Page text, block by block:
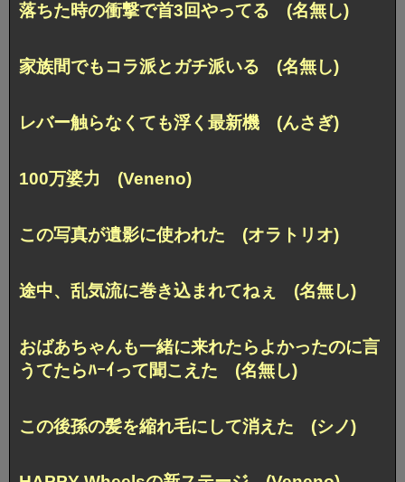
落ちた時の衝撃で首3回やってる (名無し)
家族間でもコラ派とガチ派いる (名無し)
レバー触らなくても浮く最新機 (んさぎ)
100万婆力 (Veneno)
この写真が遺影に使われた (オラトリオ)
途中、乱気流に巻き込まれてねぇ (名無し)
おばあちゃんも一緒に来れたらよかったのに言
うてたらﾊｰｲって聞こえた (名無し)
この後孫の髪を縮れ毛にして消えた (シノ)